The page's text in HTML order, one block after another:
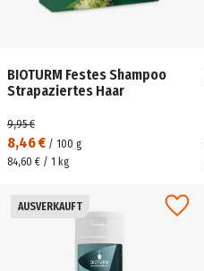
BIOTURM Festes Shampoo
Strapaziertes Haar
8,46 € / 100 g
9,95 €
84,60 € / 1 kg
AUSVERKAUFT